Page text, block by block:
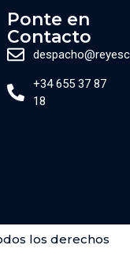
Ponte en
Contacto
+34 655 37 87
18
los derechos